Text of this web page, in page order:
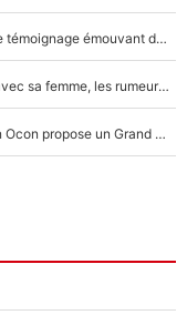
F1 : « Je lui ai fait un câlin, puis j’ai dû partir...», le témoignage émouvant de Max Verstappen sur sa fille
F1 : Charles Leclerc surpris par les paparazzis avec sa femme, les rumeurs étaient vraies !
Comme pour le final du Tour de France, Esteban Ocon propose un Grand Prix de Formule 1 à Paris : «Autour de l’Arc de Triomphe, ce serait génial» !